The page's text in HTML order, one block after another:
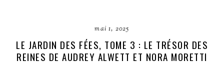
mai 1, 2025
LE JARDIN DES FÉES, TOME 3 : LE TRÉSOR DES
REINES DE AUDREY ALWETT ET NORA MORETTI